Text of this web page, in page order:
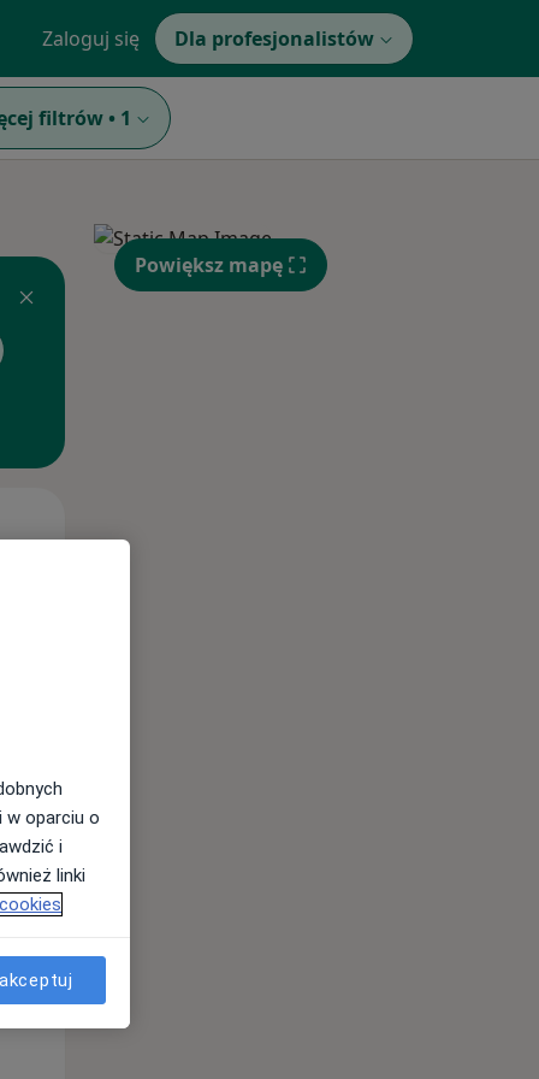
Zaloguj się Dla profesjonalistów
filtrów • 1
12 Sie
Śr,
12 Sie
Powiększ mapę
w oparciu o
i
linki